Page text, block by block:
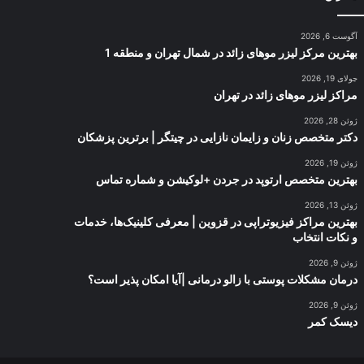
آگوست 6, 2026
بهترین مرکز لیزر موهای زائد در شمال تهران و منطقه 1
جولای 19, 2026
مراکز لیزر موهای زائد در تهران
ژوئن 28, 2026
دکتر متخصص زنان و زایمان نازایی در چیتگر | برترین پزشکان
ژوئن 19, 2026
بهترین متخصص ارتوپد در جردن +لوکیشن و شماره تماس
ژوئن 13, 2026
بهترین مراکز فیزیوتراپی در قزوین | معرفی کلینیک‌ها، خدمات
و نکات انتخاب
ژوئن 9, 2026
درمان مشکلات پوستی با زالو درمانی |آیا امکان پذیر است؟
ژوئن 9, 2026
دیسک کمر